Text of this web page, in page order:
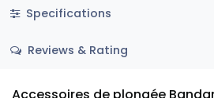
Specifications
Reviews & Rating
Accessoires de plongée